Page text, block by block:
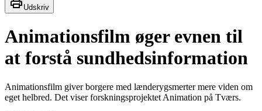
Udskriv
Animationsfilm øger evnen til
at forstå sundhedsinformation
Animationsfilm giver borgere med lænderygsmerter mere viden om
eget helbred. Det viser forskningsprojektet Animation på Tværs.